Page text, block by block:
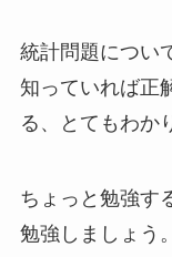
統計問題につい
知っていれば正
る、とてもわか
ちょっと勉強す
勉強 しましょう。